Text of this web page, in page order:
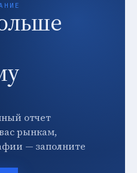
отчет
рынкам,
— заполните